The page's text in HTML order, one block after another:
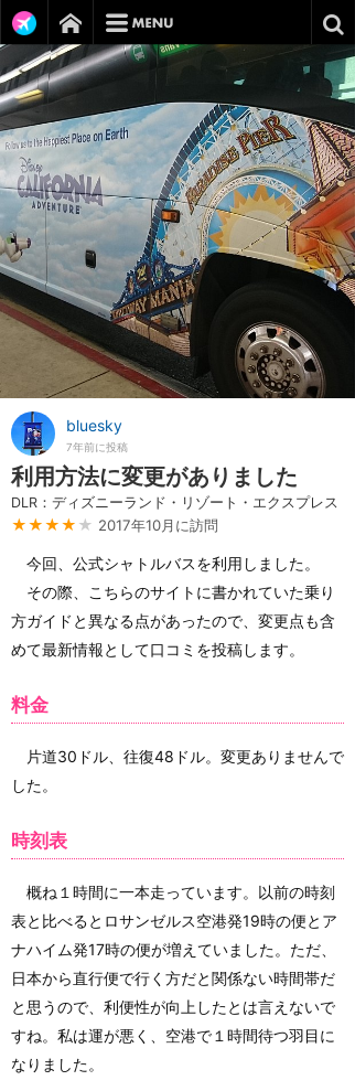
bluesky
7年前に投稿
利用方法に変更がありました
DLR：ディズニーランド・リゾート・エクスプレス
★★★★ ★ 2017年10月に訪問
今回、公式シャトルバスを利用しました。
その際、こちらのサイトに書かれていた乗り
方ガイドと異なる点があったので、変更点も含
めて最新情報として口コミを投稿します。
料金
片道30ドル、往復48ドル。変更ありませんで
した。
時刻表
概ね１時間に一本走っています。以前の時刻
表と比べるとロサンゼルス空港発19時の便とア
ナハイム発17時の便が増えていました。ただ、
日本から直行便で行く方だと関係ない時間帯だ
と思うので、利便性が向上したとは言えないで
すね。私は運が悪く、空港で１時間待つ羽目に
なりました。